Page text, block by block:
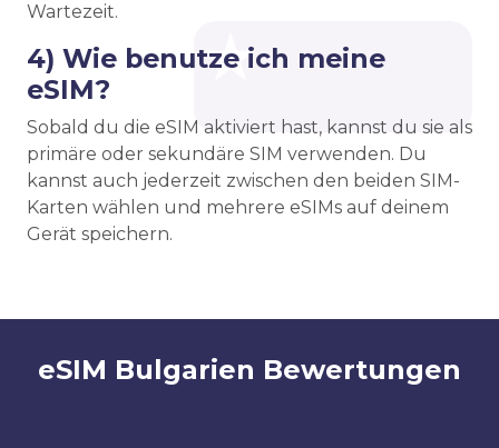
Wartezeit.
4) Wie benutze ich meine
eSIM?
Sobald du die eSIM aktiviert hast, kannst du sie als
primäre oder sekundäre SIM verwenden. Du
kannst auch jederzeit zwischen den beiden SIM-
Karten wählen und mehrere eSIMs auf deinem
Gerät speichern.
eSIM Bulgarien Bewertungen